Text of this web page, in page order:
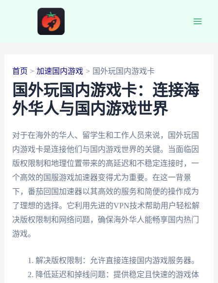
首页 加速国内游戏 国外玩国内游戏卡
国外玩国内游戏卡：连接海
外华人与国内游戏世界
对于在海外的华人、留学生和工作人员来说，国外玩国
内游戏卡是连接他们与国内游戏世界的关键。当面临因
版权限制和地理位置带来的高延迟和不稳定连接时，一
个高效的国服游戏加速器变得尤为重要。在这一背景
下，番茄回国加速器以其高效的服务和简便的操作成为
了理想的选择。它利用先进的VPN技术帮助用户轻松解
决版权限制和网络问题，确保海外华人能畅享国内热门
游戏。
解决版权限制：允许直接连接国内游戏服务器。
降低延迟和掉线问题：提供稳定且快速的游戏体